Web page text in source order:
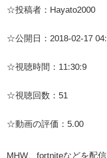
☆投稿者：Hayato2000
☆公開日：2018-02-17
☆視聴時間：11:30:9
☆視聴回数：51
☆動画の評価：5.00
MHW、fortniteなどを配